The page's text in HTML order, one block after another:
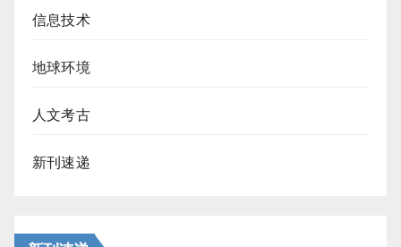
信息技术
地球环境
人文考古
新刊速递